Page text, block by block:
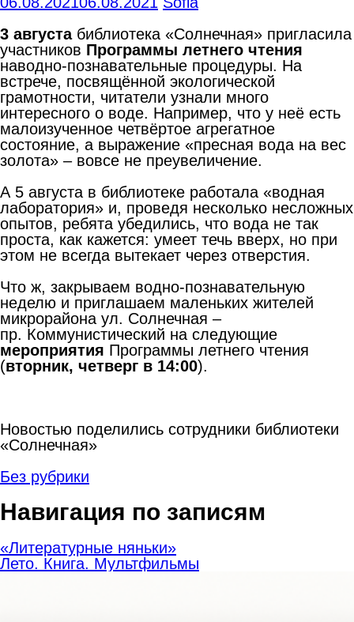
3 августабиблиотека «Солнечная» пригласила
участников Программы летнего чтения
наводно-познавательные процедуры. На
встрече, посвящённой экологической
грамотности, читатели узнали много
интересного о воде. Например, что у неё есть
малоизученное четвёртое агрегатное
состояние, а выражение «пресная вода на вес
золота» – вовсе не преувеличение.
А 5 августа в библиотеке работала «водная
лаборатория» и, проведя несколько несложных
опытов, ребята убедились, что вода не так
проста, как кажется: умеет течь вверх, но при
этом не всегда вытекает через отверстия.
Что ж, закрываем водно-познавательную
неделю и приглашаем маленьких жителей
микрорайона ул. Солнечная –
пр. Коммунистический на следующие
мероприятия Программы летнего чтения
(вторник, четверг в 14:00).
Новостью поделились сотрудники библиотеки
«Солнечная»
Без рубрики
Навигация по записям
«Литературные няньки»
Лето. Книга. Мультфильмы